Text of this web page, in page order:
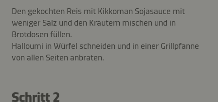
Den gekochten Reis mit Kikkoman Sojasauce mit
weniger Salz und den Kräutern mischen und in
Brotdosen füllen.
Halloumi in Würfel schneiden und in einer Grillpfanne
von allen Seiten anbraten.
Schritt 2